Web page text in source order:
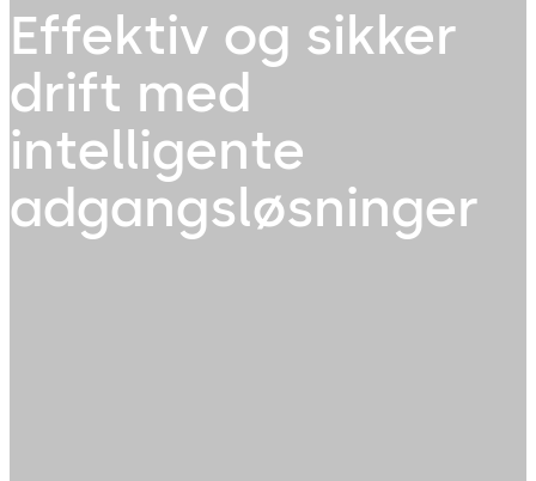
Effektiv og sikker
drift med
intelligente
adgangsløsninger